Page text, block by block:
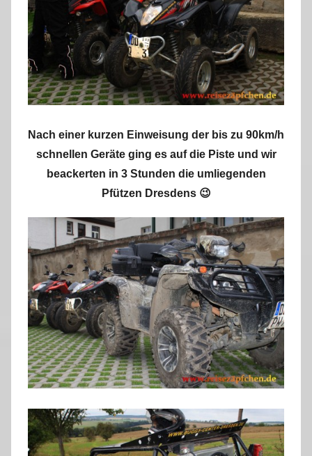
Nach einer kurzen Einweisung der bis zu 90km/h
schnellen Geräte ging es auf die Piste und wir
beackerten in 3 Stunden die umliegenden
Pfützen Dresdens 😉